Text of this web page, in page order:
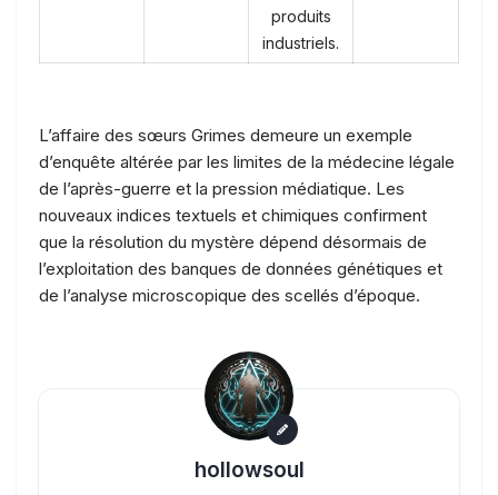
produits
industriels.
L’affaire des sœurs Grimes demeure un exemple
d’enquête altérée par les limites de la médecine légale
de l’après-guerre et la pression médiatique. Les
nouveaux indices textuels et chimiques confirment
que la résolution du mystère dépend désormais de
l’exploitation des banques de données génétiques et
de l’analyse microscopique des scellés d’époque.
hollowsoul